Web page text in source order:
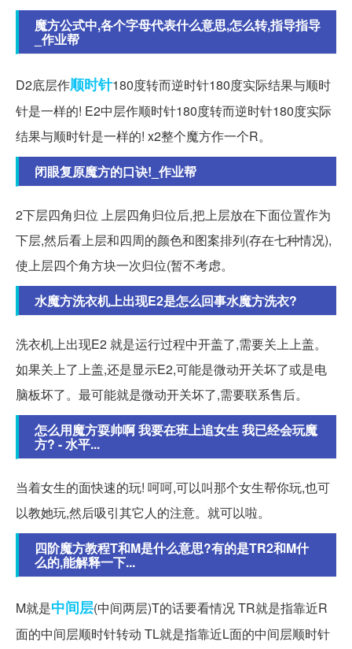
魔方公式中,各个字母代表什么意思,怎么转,指导指导
_作业帮
D2底层作顺时针180度转而逆时针180度实际结果与顺时
针是一样的! E2中层作顺时针180度转而逆时针180度实际
结果与顺时针是一样的! x2整个魔方作一个R。
闭眼复原魔方的口诀!_作业帮
2下层四角归位 上层四角归位后,把上层放在下面位置作为
下层,然后看上层和四周的颜色和图案排列(存在七种情况),
使上层四个角方块一次归位(暂不考虑。
水魔方洗衣机上出现E2是怎么回事水魔方洗衣?
洗衣机上出现E2 就是运行过程中开盖了,需要关上上盖。
如果关上了上盖,还是显示E2,可能是微动开关坏了或是电
脑板坏了。最可能就是微动开关坏了,需要联系售后。
怎么用魔方耍帅啊 我要在班上追女生 我已经会玩魔
方? - 水平...
当着女生的面快速的玩! 呵呵,可以叫那个女生帮你玩,也可
以教她玩,然后吸引其它人的注意。就可以啦。
四阶魔方教程T和M是什么意思?有的是TR2和M什
么的,能解释一下...
M就是中间层(中间两层)T的话要看情况 TR就是指靠近R
面的中间层顺时针转动 TL就是指靠近L面的中间层顺时针